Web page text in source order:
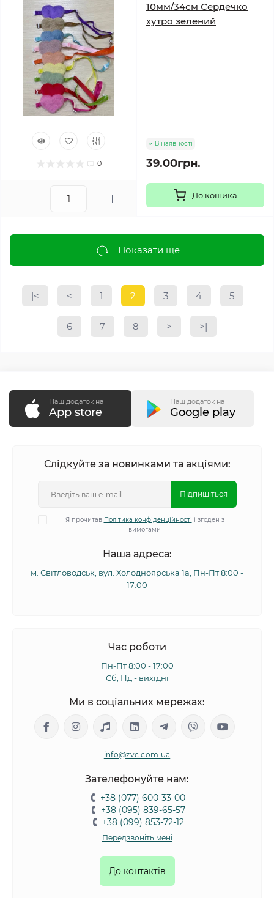
0
10мм/34см Сердечко
хутро зелений
В наявності
39.00грн.
До кошика
Показати ще
|< < 1 2 3 4 5
6 7 8 > >|
Наш додаток на
App store
Наш додаток на
Google play
Слідкуйте за новинками та акціями:
Підпишіться
Я прочитав Політика конфіденційності і згоден з
вимогами
Наша адреса:
м. Світловодськ, вул. Холодноярська 1а, Пн-Пт 8:00 -
17:00
Час роботи
Пн-Пт 8:00 - 17:00
Сб, Нд - вихідні
Ми в соціальних мережах:
info@zvc.com.ua
Зателефонуйте нам:
+38 (077) 600-33-00
+38 (095) 839-65-57
+38 (099) 853-72-12
Передзвоніть мені
До контактів